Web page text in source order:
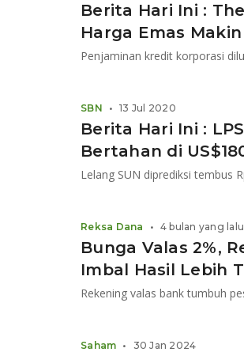
Berita Hari Ini :
Harga Emas
Berita Hari Ini :
Bertahan di
Lelang SUN diprediksi tembus
SBN • 13 Jul 2020
Bunga Valas 2%,
Imbal Hasil Lebih
Reksa Dana • 4 bulan yang lalu
Saham • 30 Jan 2024